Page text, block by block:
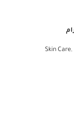
Skin Care,